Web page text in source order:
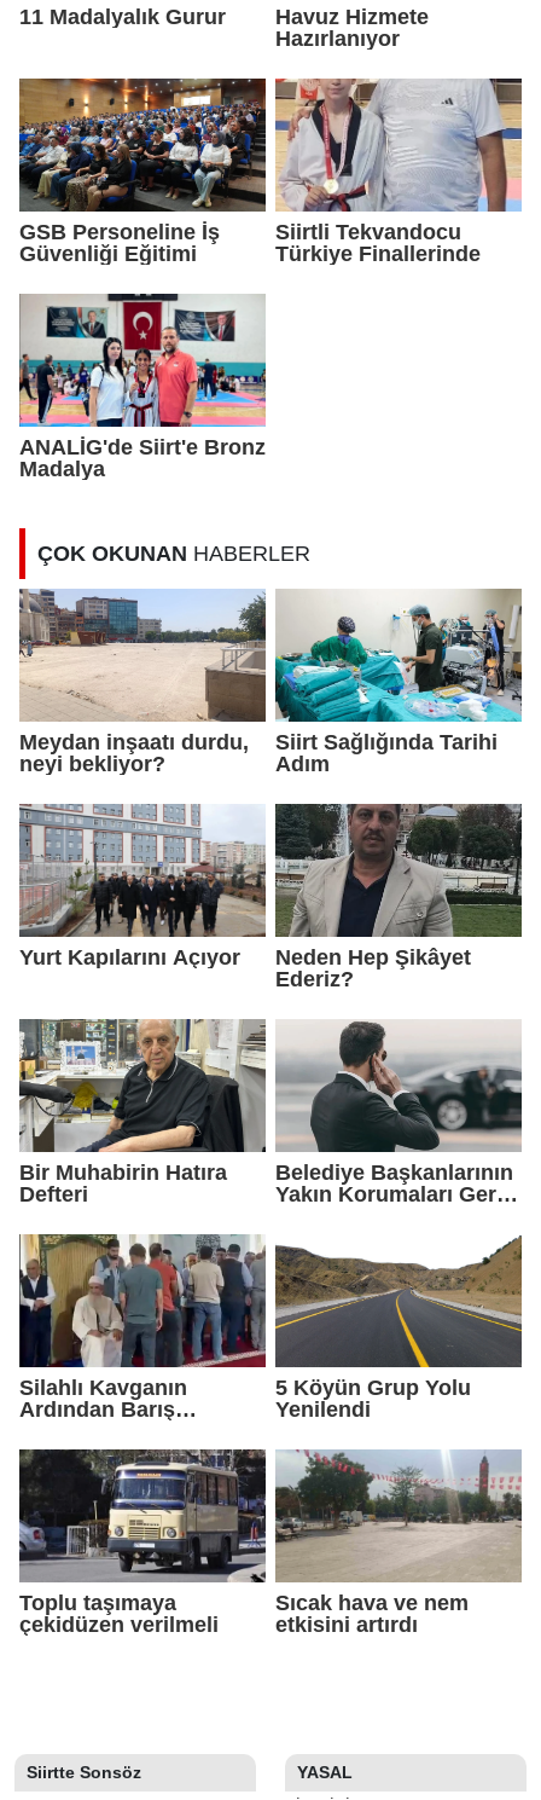
11 Madalyalık Gurur
Havuz Hizmete
Hazırlanıyor
GSB Personeline İş
Güvenliği Eğitimi
Siirtli Tekvandocu
Türkiye Finallerinde
ANALİG'de Siirt'e Bronz
Madalya
ÇOK OKUNAN HABERLER
Meydan inşaatı durdu,
neyi bekliyor?
Siirt Sağlığında Tarihi
Adım
Yurt Kapılarını Açıyor
Neden Hep Şikâyet
Ederiz?
Bir Muhabirin Hatıra
Defteri
Belediye Başkanlarının
Yakın Korumaları Geri
Silahlı Kavganın
Ardından Barış
5 Köyün Grup Yolu
Yenilendi
Toplu taşımaya
çekidüzen verilmeli
Sıcak hava ve nem
etkisini artırdı
Siirtte Sonsöz YASAL